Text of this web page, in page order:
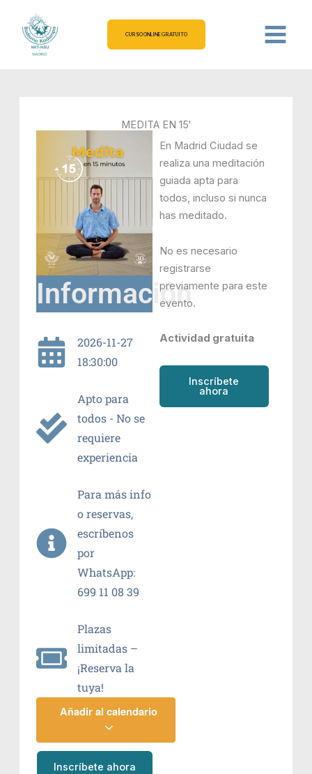
contenido
CURSO ONLINE GRATUITO
MEDITA EN 15′
Información
2026-11-27
18:30:00
Apto para
todos - No se
requiere
experiencia
Para más info
o reservas,
escríbenos
por
WhatsApp:
699 11 08 39
Plazas
limitadas –
¡Reserva la
tuya!
Inscríbete ahora
En Madrid Ciudad se
realiza una meditación
guiada apta para
todos, incluso si nunca
has meditado.
No es necesario
registrarse
previamente para este
evento.
Actividad gratuita
Inscríbete
ahora